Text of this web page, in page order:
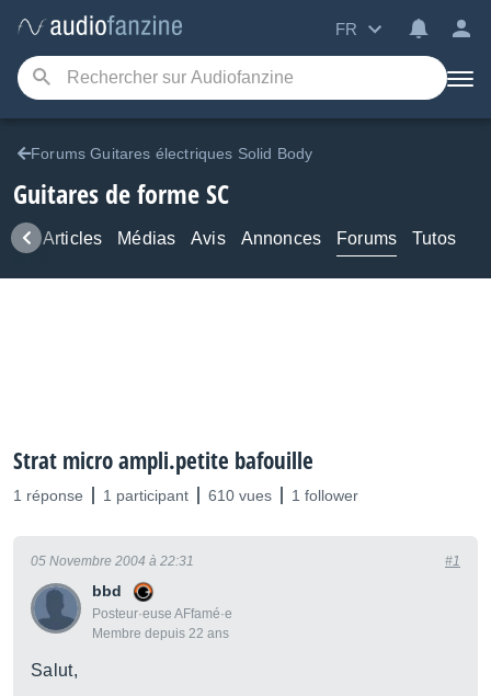
FR
Forums Guitares électriques Solid Body
Guitares de forme SC
Articles Médias Avis Annonces Forums Tutos
Strat micro ampli.petite bafouille
1 réponse 1 participant 610 vues 1 follower
bbd
Posteur·euse AFfamé·e
Membre depuis 22 ans
05 Novembre 2004 à 22:31 #1
Salut,